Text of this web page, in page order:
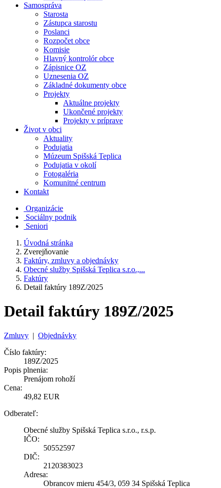
Samospráva
Starosta
Zástupca starostu
Poslanci
Rozpočet obce
Komisie
Hlavný kontrolór obce
Zápisnice OZ
Uznesenia OZ
Základné dokumenty obce
Projekty
Aktuálne projekty
Ukončené projekty
Projekty v príprave
Život v obci
Aktuality
Podujatia
Múzeum Spišská Teplica
Podujatia v okolí
Fotogaléria
Komunitné centrum
Kontakt
Organizácie
Sociálny podnik
Seniori
Úvodná stránka
Zverejňovanie
Faktúry, zmluvy a objednávky
Obecné služby Spišská Teplica s.r.o.,...
Faktúry
Detail faktúry 189Z/2025
Detail faktúry 189Z/2025
Zmluvy | Objednávky
Číslo faktúry:
189Z/2025
Popis plnenia:
Prenájom rohoží
Cena:
49,82 EUR
Odberateľ:
Obecné služby Spišská Teplica s.r.o., r.s.p.
IČO:
50552597
DIČ:
2120383023
Adresa:
Obrancov mieru 454/3, 059 34 Spišská Teplica